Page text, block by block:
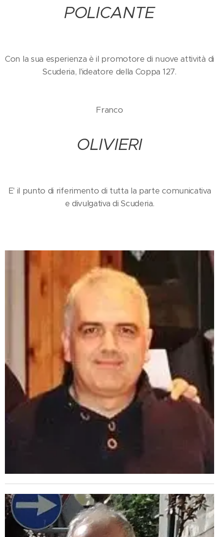
POLICANTE
Con la sua esperienza è il promotore di nuove attività di
Scuderia, l'ideatore della Coppa 127.
Franco
OLIVIERI
E' il punto di riferimento di tutta la parte comunicativa
e divulgativa di Scuderia.